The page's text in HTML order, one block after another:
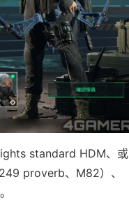
standard HDM、或
proverb、M82）、